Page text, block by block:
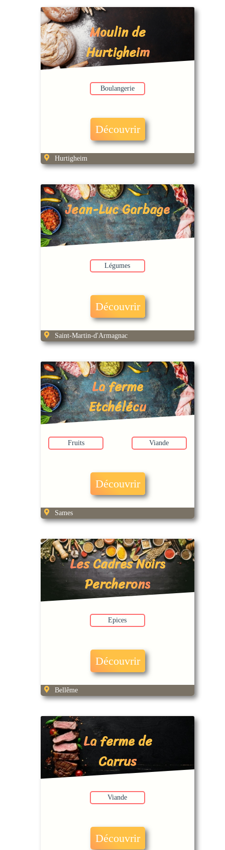
Moulin de
Hurtigheim
Boulangerie
Découvrir
Hurtigheim
Jean-Luc Garbage
Légumes
Découvrir
Saint-Martin-d'Armagnac
La ferme
Etchélécu
Fruits Viande
Découvrir
Sames
Les Cadres Noirs
Percherons
Epices
Découvrir
Bellême
La ferme de
Carrus
Viande
Découvrir